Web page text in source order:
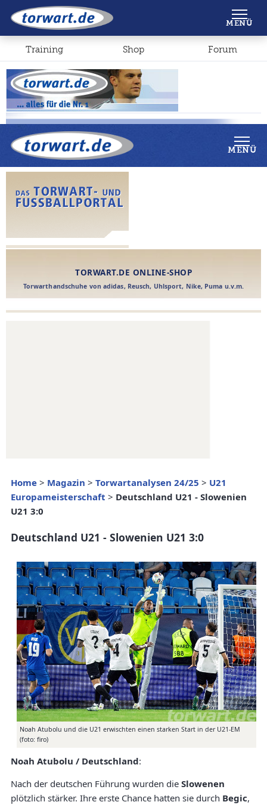
Shop Forum
MENÜ
Home > Magazin > Torwartanalysen 24/25 > U21
Europameisterschaft > Deutschland U21 - Slowenien
U21 3:0
Deutschland U21 - Slowenien U21 3:0
Noah Atubolu und die U21 erwischten einen starken Start in der U21-EM
(foto: firo)
Noah Atubolu / Deutschland:
Nach der deutschen Führung wurden die Slowenen
plötzlich stärker. Ihre erste Chance hatten sie durch Begic,